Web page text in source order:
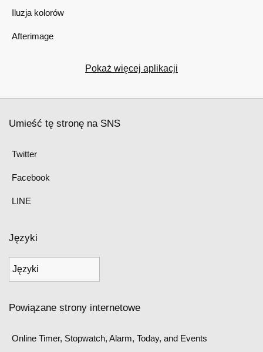
Iluzja kolorów
Afterimage
Pokaż więcej aplikacji
Umieść tę stronę na SNS
Twitter
Facebook
LINE
Języki
Powiązane strony internetowe
Online Timer, Stopwatch, Alarm, Today, and Events